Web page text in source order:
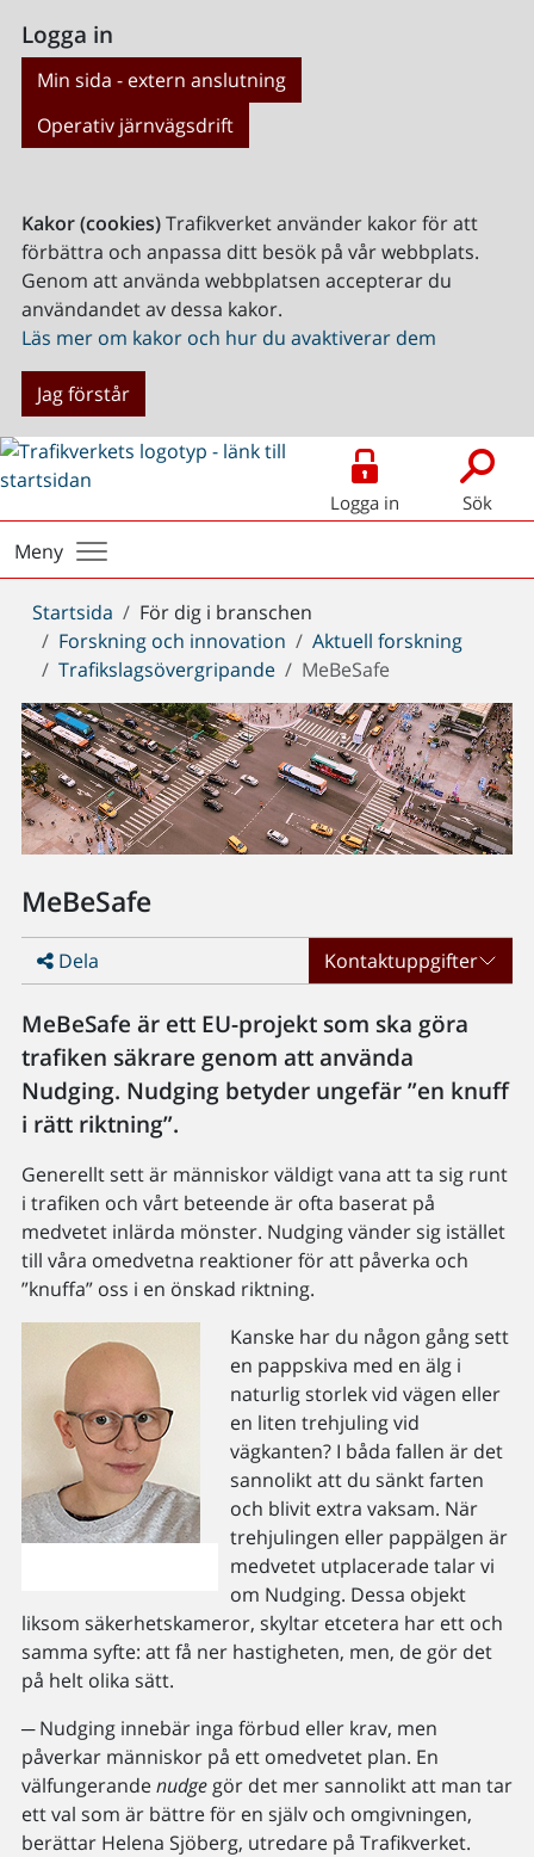
Logga in
Min sida - extern anslutning
Operativ järnvägsdrift
Kakor (cookies)Trafikverket använder kakor för att
förbättra och anpassa ditt besök på vår webbplats.
Genom att använda webbplatsen accepterar du
användandet av dessa kakor.
Läs mer om kakor och hur du avaktiverar dem
Jag förstår
Logga in Sök
Meny
Du
är
här:
Startsida
För dig i branschen
Forskning och innovation
Aktuell forskning
Trafikslagsövergripande
MeBeSafe
MeBeSafe
Dela Kontaktuppgifter
MeBeSafe är ett EU-projekt som ska göra
trafiken säkrare genom att använda
Nudging. Nudging betyder ungefär ”en knuff
i rätt riktning”.
Generellt sett är människor väldigt vana att ta sig runt
i trafiken och vårt beteende är ofta baserat på
medvetet inlärda mönster. Nudging vänder sig istället
till våra omedvetna reaktioner för att påverka och
”knuffa” oss i en önskad riktning.
Kanske har du någon gång sett
en pappskiva med en älg i
naturlig storlek vid vägen eller
en liten trehjuling vid
vägkanten? I båda fallen är det
sannolikt att du sänkt farten
och blivit extra vaksam. När
trehjulingen eller pappälgen är
medvetet utplacerade talar vi
om Nudging. Dessa objekt
liksom säkerhetskameror, skyltar etcetera har ett och
samma syfte: att få ner hastigheten, men, de gör det
på helt olika sätt.
─ Nudging innebär inga förbud eller krav, men
påverkar människor på ett omedvetet plan. En
välfungerandenudgegör det mer sannolikt att man tar
ett val som är bättre för en själv och omgivningen,
berättar Helena Sjöberg, utredare på Trafikverket.